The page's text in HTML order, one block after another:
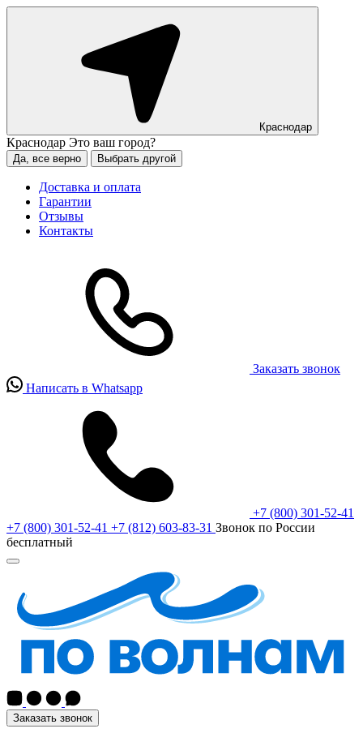
Краснодар
Краснодар Это ваш город?
Да, все верно Выбрать другой
Доставка и оплата
Гарантии
Отзывы
Контакты
Заказать звонок
Написать в Whatsapp
+7 (800) 301-52-41
+7 (800) 301-52-41 +7 (812) 603-83-31 Звонок по России
бесплатный
Заказать звонок